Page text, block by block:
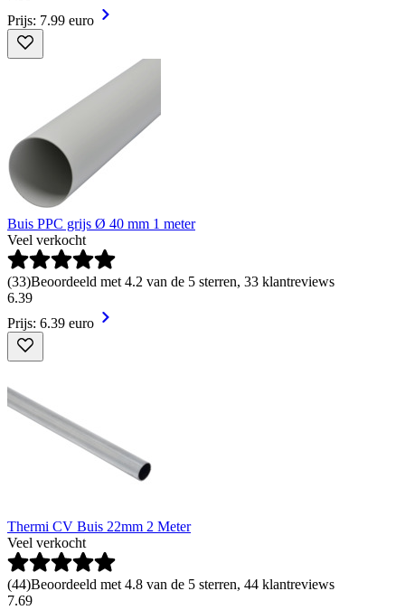
Prijs: 7.99 euro
Buis PPC grijs Ø 40 mm 1 meter
Veel verkocht
(33)Beoordeeld met 4.2 van de 5 sterren, 33 klantreviews
6.39
Prijs: 6.39 euro
Thermi CV Buis 22mm 2 Meter
Veel verkocht
(44)Beoordeeld met 4.8 van de 5 sterren, 44 klantreviews
7.69